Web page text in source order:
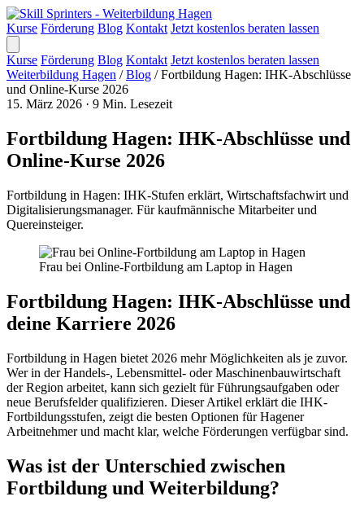
Kurse Förderung Blog Kontakt Jetzt kostenlos beraten lassen
Kurse Förderung Blog Kontakt Jetzt kostenlos beraten lassen
Weiterbildung Hagen / Blog / Fortbildung Hagen: IHK-Abschlüsse
und Online-Kurse 2026
15. März 2026 · 9 Min. Lesezeit
Fortbildung Hagen: IHK-Abschlüsse und
Online-Kurse 2026
Fortbildung in Hagen: IHK-Stufen erklärt, Wirtschaftsfachwirt und
Digitalisierungsmanager. Für kaufmännische Mitarbeiter und
Quereinsteiger.
Frau bei Online-Fortbildung am Laptop in Hagen
Fortbildung Hagen: IHK-Abschlüsse und
deine Karriere 2026
Fortbildung in Hagen bietet 2026 mehr Möglichkeiten als je zuvor.
Wer in der Handels-, Lebensmittel- oder Maschinenbauwirtschaft
der Region arbeitet, kann sich gezielt für Führungsaufgaben oder
neue Berufsfelder qualifizieren. Dieser Artikel erklärt die IHK-
Fortbildungsstufen, zeigt die besten Optionen für Hagener
Arbeitnehmer und macht klar, welche Förderungen verfügbar sind.
Was ist der Unterschied zwischen
Fortbildung und Weiterbildung?